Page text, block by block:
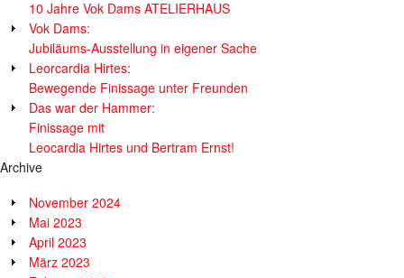
10 Jahre Vok Dams ATELIERHAUS
Vok Dams:
Jubiläums-Ausstellung in eigener Sache
Leorcardia Hirtes:
Bewegende Finissage unter Freunden
Das war der Hammer:
Finissage mit
Leocardia Hirtes und Bertram Ernst!
Archive
November 2024
Mai 2023
April 2023
März 2023